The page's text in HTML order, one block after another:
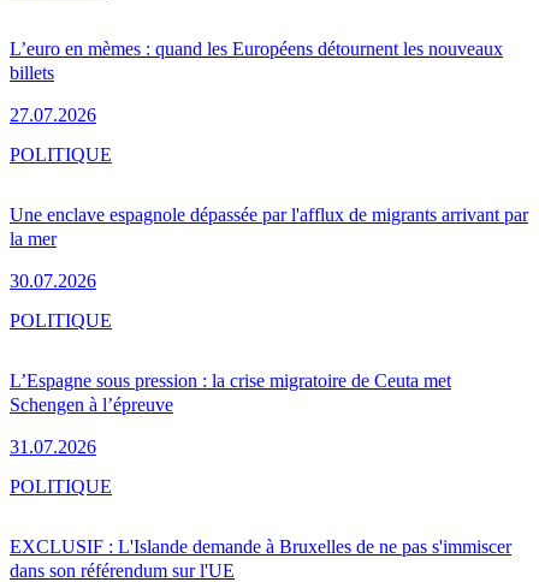
L’euro en mèmes : quand les Européens détournent les nouveaux
billets
27.07.2026
Une enclave espagnole dépassée par l'afflux de migrants arrivant par
la mer
30.07.2026
POLITIQUE
L’Espagne sous pression : la crise migratoire de Ceuta met
Schengen à l’épreuve
31.07.2026
POLITIQUE
EXCLUSIF : L'Islande demande à Bruxelles de ne pas s'immiscer
dans son référendum sur l'UE
POLITIQUE